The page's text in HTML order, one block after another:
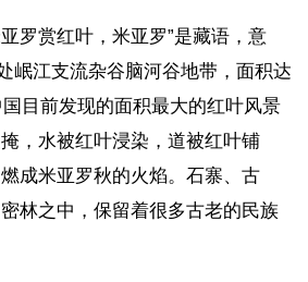
罗赏红叶，米亚罗”是藏语，意
岷江支流杂谷脑河谷地带，面积达
目前发现的面积最大的红叶风景
，水被红叶浸染，道被红叶铺
成米亚罗秋的火焰。石寨、古
林之中，保留着很多古老的民族